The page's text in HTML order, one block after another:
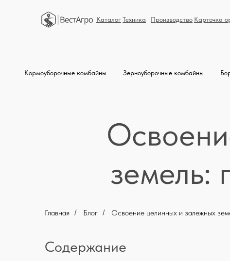
КаталогТехника Производство Карточка
Кормоуборочные комбайны Зерноуборочные комбайны
земель:
Главная / Блог / Освоение целинных и залежных
Содержание